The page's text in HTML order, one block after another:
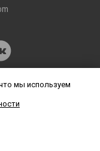
мы используем